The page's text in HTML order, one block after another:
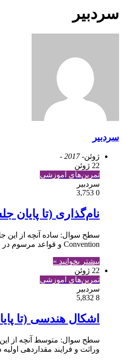
سردبیر
سردبیر
ژوئن- 2017 -
22 ژوئن
تمرین‌های آموزشی
سردبیر
0
نام‌گذاری (تا پایان
Convention و قواعد مرسوم در برنامه‌نویسی جاوا
بیشتر بخوانید »
22 ژوئن
تمرین‌های آموزشی
سردبیر
8
اشکال هندسی (تا
سطح سوال: متوسط آنچه از این
وراثت و فرایند مقداردهی